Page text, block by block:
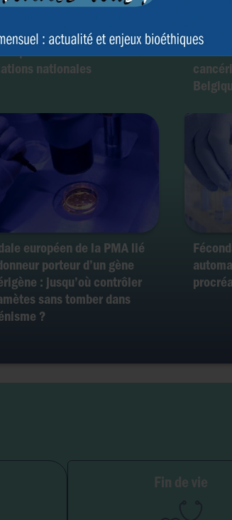
: comment les
privées contournent les
nationales
au
un
européen de la PMA lié
porteur d’un gène
: jusqu’où contrôler
sans tomber dans
?
Fin de vie
Soins palliatifs